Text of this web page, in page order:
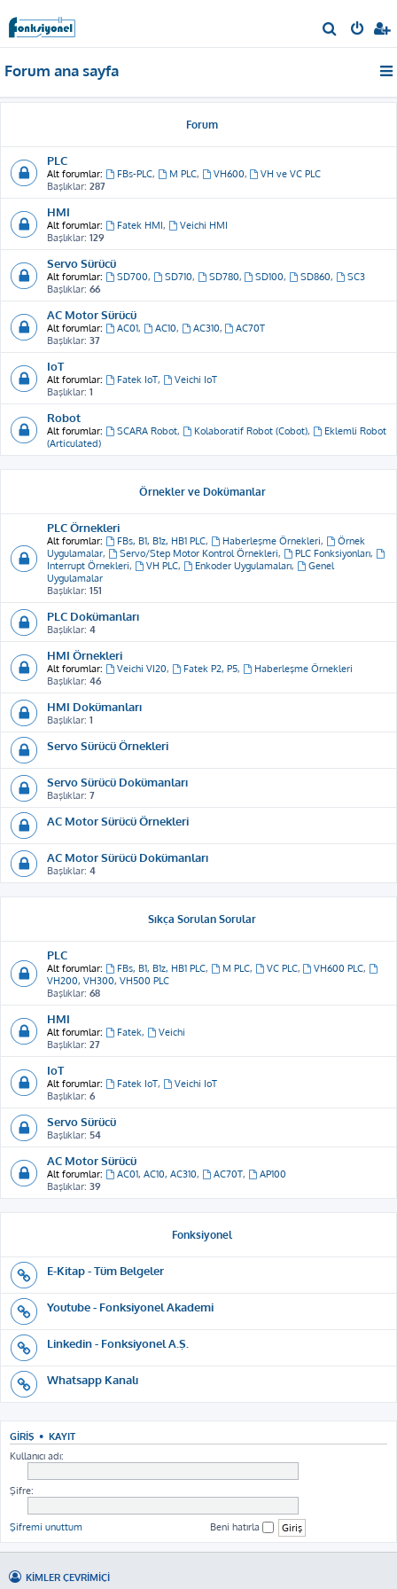
r
Forum ana sayfa
Forum
PLC
Alt forumlar: FBs-PLC, M PLC, VH600,
VH ve VC PLC
Başlıklar: 287
HMI
Alt forumlar: Fatek HMI,
Veichi HMI
Başlıklar: 129
Servo Sürücü
Alt forumlar: SD700, SD710, SD780, SD100, SD860,
SC3
Başlıklar: 66
AC Motor Sürücü
Alt forumlar: AC01, AC10, AC310,
AC70T
Başlıklar: 37
IoT
Alt forumlar: Fatek IoT,
Veichi IoT
Başlıklar: 1
Robot
Alt forumlar: SCARA Robot, Kolaboratif Robot (Cobot),
Eklemli Robot
(Articulated)
Örnekler ve Dokümanlar
PLC Örnekleri
Alt forumlar: FBs, B1, B1z, HB1 PLC, Haberleşme Örnekleri,
Örnek
Uygulamalar, Servo/Step Motor Kontrol Örnekleri, PLC Fonksiyonları,
Interrupt Örnekleri, VH PLC, Enkoder Uygulamaları,
Genel
Uygulamalar
Başlıklar: 151
PLC Dokümanları
Başlıklar: 4
HMI Örnekleri
Alt forumlar: Veichi VI20, Fatek P2, P5,
Haberleşme Örnekleri
Başlıklar: 46
HMI Dokümanları
Başlıklar: 1
Servo Sürücü Örnekleri
Servo Sürücü Dokümanları
Başlıklar: 7
AC Motor Sürücü Örnekleri
AC Motor Sürücü Dokümanları
Başlıklar: 4
Sıkça Sorulan Sorular
PLC
Alt forumlar: FBs, B1, B1z, HB1 PLC, M PLC, VC PLC, VH600 PLC,
VH200, VH300, VH500 PLC
Başlıklar: 68
HMI
Alt forumlar: Fatek,
Veichi
Başlıklar: 27
IoT
Alt forumlar: Fatek IoT,
Veichi IoT
Başlıklar: 6
Servo Sürücü
Başlıklar: 54
AC Motor Sürücü
Alt forumlar: AC01, AC10, AC310, AC70T,
AP100
Başlıklar: 39
Fonksiyonel
E-Kitap - Tüm Belgeler
Youtube - Fonksiyonel Akademi
Linkedin - Fonksiyonel A.Ş.
Whatsapp Kanalı
GIRIŞ • KAYIT
Kullanıcı adı:
Şifre:
Şifremi unuttum Beni hatırla
KIMLER ÇEVRIMIÇI